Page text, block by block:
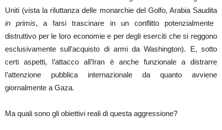
Uniti (vista la riluttanza delle monarchie del Golfo, Arabia Saudita
in primis, a farsi trascinare in un conflitto potenzialmente
distruttivo per le loro economie e per degli eserciti che si reggono
esclusivamente sull’acquisto di armi da Washington). E, sotto
certi aspetti, l’attacco all’Iran è anche funzionale a distrarre
l’attenzione pubblica internazionale da quanto avviene
giornalmente a Gaza.
Ma quali sono gli obiettivi reali di questa aggressione?